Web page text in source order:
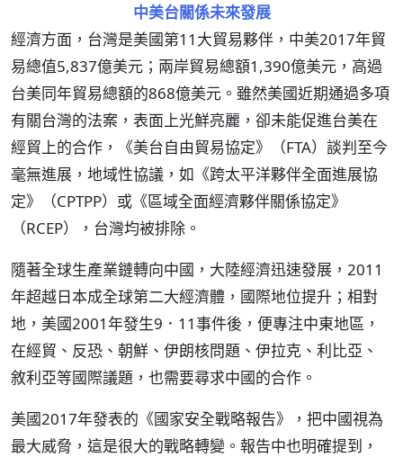
中美台關係未來發展
經濟方面，台灣是美國第11大貿易夥伴，中美2017年貿
易總值5,837億美元；兩岸貿易總額1,390億美元，高過
台美同年貿易總額的868億美元。雖然美國近期通過多項
有關台灣的法案，表面上光鮮亮麗，卻未能促進台美在
經貿上的合作，《美台自由貿易協定》（FTA）談判至今
毫無進展，地域性協議，如《跨太平洋夥伴全面進展協
定》（CPTPP）或《區域全面經濟夥伴關係協定》
（RCEP），台灣均被排除。
隨著全球生產業鏈轉向中國，大陸經濟迅速發展，2011
年超越日本成全球第二大經濟體，國際地位提升；相對
地，美國2001年發生9．11事件後，便專注中東地區，
在經貿、反恐、朝鮮、伊朗核問題、伊拉克、利比亞、
敘利亞等國際議題，也需要尋求中國的合作。
美國2017年發表的《國家安全戰略報告》，把中國視為
最大威脅，這是很大的戰略轉變。報告中也明確提到，